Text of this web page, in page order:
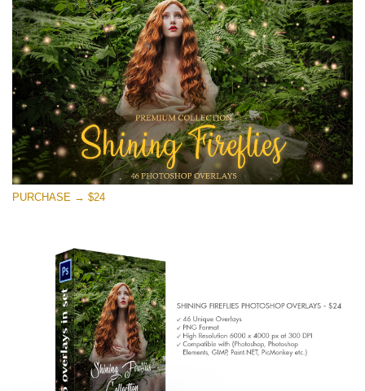
Shining Fireflies
(46 Overlays)
Large 6000*4000px
Sunlight Collection
(290 Overlays)
Large 6000*4000px
Entire Collection
Download Gratuito
PURCHASE → $24